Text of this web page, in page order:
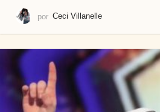
por Ceci Villanelle